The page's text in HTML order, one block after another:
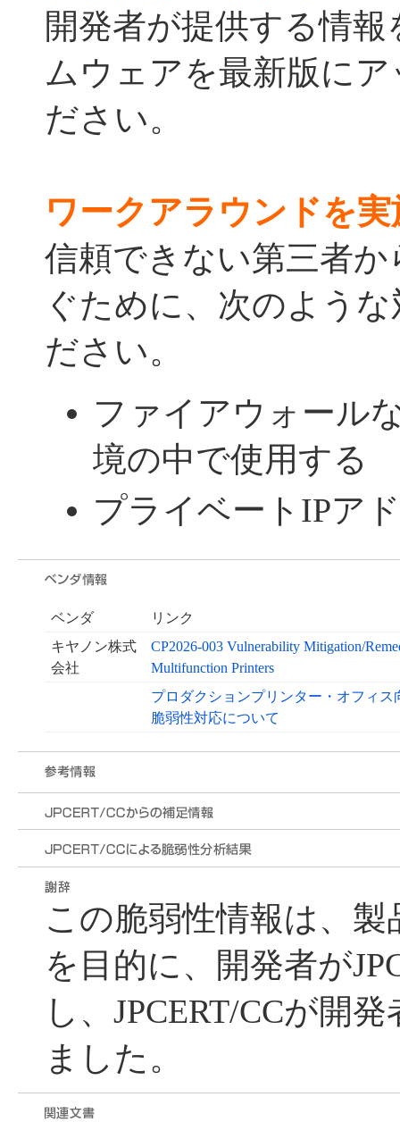
開発者が提供する情
ムウェアを最新版に
ださい。
ワークアラウンドを
信頼できない第三者
ぐために、次のよう
ださい。
ファイアウォール
境の中で使用する
プライベートIPア
ベンダ
リンク
キヤノン株式
会社
CP2026-003 Vulnerability Mitigation/
Multifunction Printers
プロダクションプリンター・オフィ
脆弱性対応について
この脆弱性情報は、
を目的に、開発者が
し、JPCERT/CCが開
ました。